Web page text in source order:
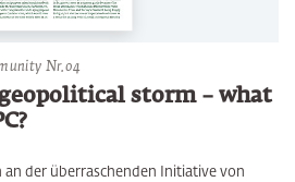
Nr.04
storm – what
an der überraschenden Initiative von